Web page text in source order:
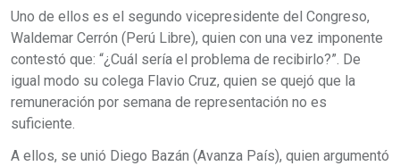
Uno de ellos es el segundo vicepresidente del Congreso,
Waldemar Cerrón (Perú Libre), quien con una vez imponente
contestó que: “¿Cuál sería el problema de recibirlo?”. De
igual modo su colega Flavio Cruz, quien se quejó que la
remuneración por semana de representación no es
suficiente.
A ellos, se unió Diego Bazán (Avanza País), quien argumentó